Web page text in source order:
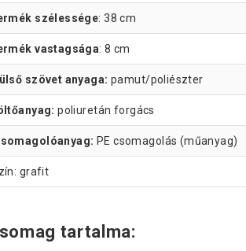
szélessége: 38 cm
vastagsága: 8 cm
szövet anyaga: pamut/poliészter
poliuretán forgács
PE csomagolás (műanyag)
grafit
tartalma: